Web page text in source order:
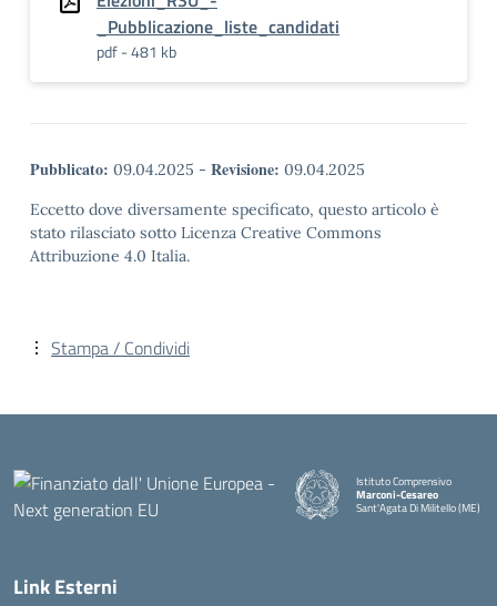
_Pubblicazione_liste_candidati
pdf - 481 kb
Pubblicato: 09.04.2025 - Revisione: 09.04.2025
Eccetto dove diversamente specificato, questo articolo è
stato rilasciato sotto Licenza Creative Commons
Attribuzione 4.0 Italia.
Stampa / Condividi
Istituto Comprensivo
Marconi-Cesareo
Sant'Agata Di Militello (ME)
— Visita la pagina iniziale
Link Esterni